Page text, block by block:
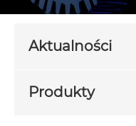
Aktualności
Produkty